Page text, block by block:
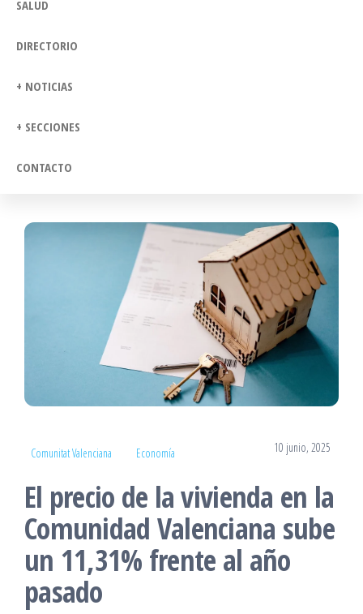
SALUD
DIRECTORIO
+ NOTICIAS
+ SECCIONES
CONTACTO
Comunitat Valenciana Economía 10 junio, 2025
El precio de la vivienda en la
Comunidad Valenciana sube
un 11,31% frente al año
pasado